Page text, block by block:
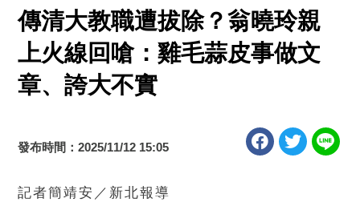
傳清大教職遭拔除？翁曉玲親
上火線回嗆：雞毛蒜皮事做文
章、誇大不實
發布時間：2025/11/12 15:05
記者簡靖安／新北報導